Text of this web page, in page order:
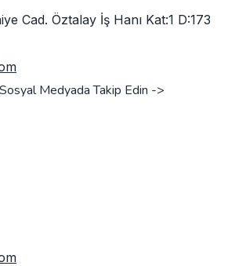
Cad. Öztalay İş Hanı Kat:1 D:173
Sosyal Medyada Takip Edin ->